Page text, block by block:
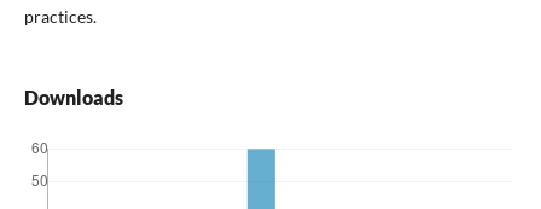
practices.
Downloads